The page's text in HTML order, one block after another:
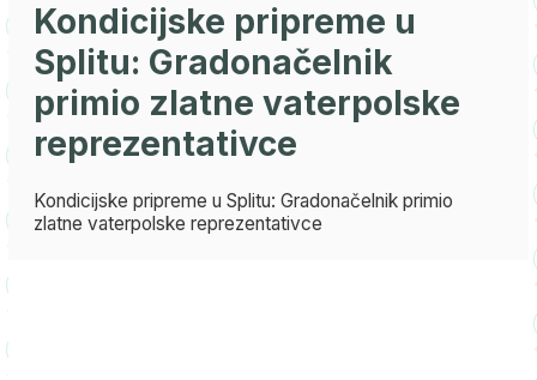
Kondicijske pripreme u
Splitu: Gradonačelnik
primio zlatne vaterpolske
reprezentativce
Kondicijske pripreme u Splitu: Gradonačelnik primio
zlatne vaterpolske reprezentativce